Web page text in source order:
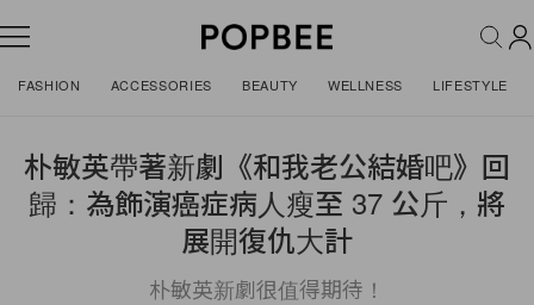
FASHION ACCESSORIES BEAUTY WELLNESS LIFESTYLE
朴敏英帶著新劇《和我老公結婚吧》回
歸：為飾演癌症病人瘦至 37 公斤，將
展開復仇大計
朴敏英新劇很值得期待！